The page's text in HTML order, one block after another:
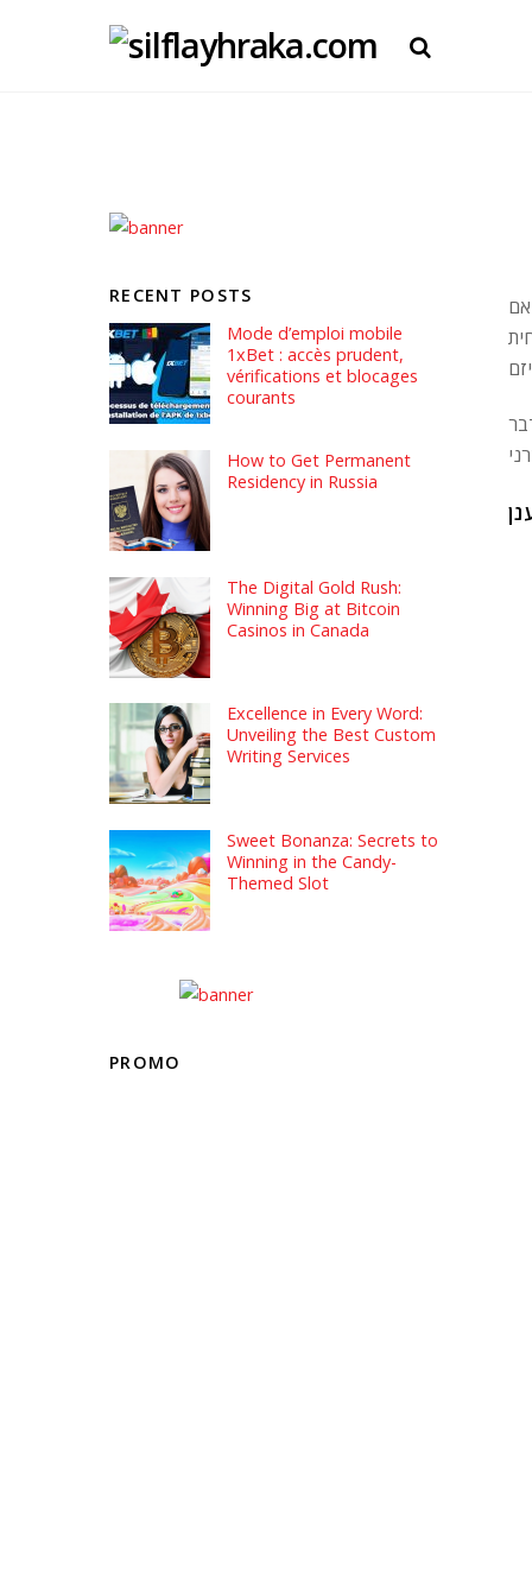
RECENT POSTS
Mode d’emploi mobile
1xBet : accès prudent,
vérifications et blocages
courants
How to Get Permanent
Residency in Russia
The Digital Gold Rush:
Winning Big at Bitcoin
Casinos in Canada
Excellence in Every Word:
Unveiling the Best Custom
Writing Services
Sweet Bonanza: Secrets to
Winning in the Candy-
Themed Slot
PROMO